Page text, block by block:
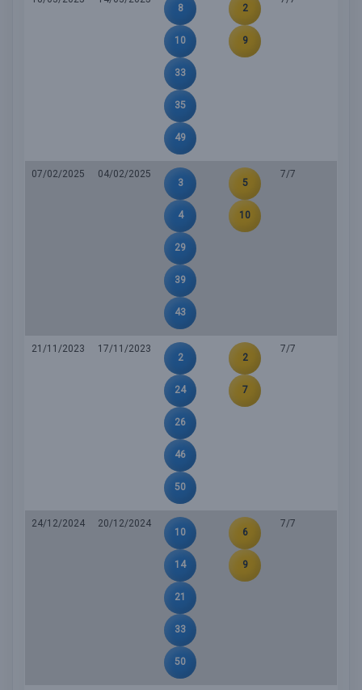
8
10
33
35
49
2
9
07/02/2025
04/02/2025
3
4
29
39
43
5
10
7/7
21/11/2023
17/11/2023
2
24
26
46
50
2
7
7/7
24/12/2024
20/12/2024
10
14
21
33
50
6
9
7/7